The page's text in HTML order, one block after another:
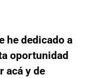
he dedicado a
oportunidad
acá y de